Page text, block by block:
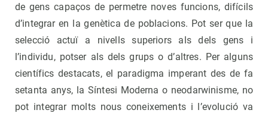
de gens capaços de permetre noves funcions, difícils
d’integrar en la genètica de poblacions. Pot ser que la
selecció actuï a nivells superiors als dels gens i
l’individu, potser als dels grups o d’altres. Per alguns
científics destacats, el paradigma imperant des de fa
setanta anys, la Síntesi Moderna o neodarwinisme, no
pot integrar molts nous coneixements i l’evolució va